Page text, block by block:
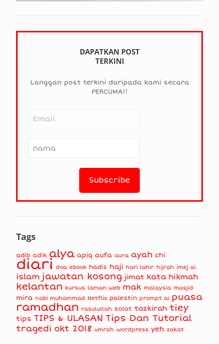
DAPATKAN POST
TERKINI
Langgan post terkini daripada kami secara
PERCUMA!!
Tags
adib adik alya apiq aufa aura ayah chi
diari doa ebook hadis haji hari lahir hijrah imej ai
islam jawatan kosong jimat kata hikmah
kelantan kursus laman web mak malaysia masjid
mira nabi muhammad Netflix palestin prompt ai puasa
ramadhan rasulullah solat tazkirah tiey
tips TIPS & ULASAN Tips Dan Tutorial
tragedi okt 2018 umrah wordpress yeh zakat